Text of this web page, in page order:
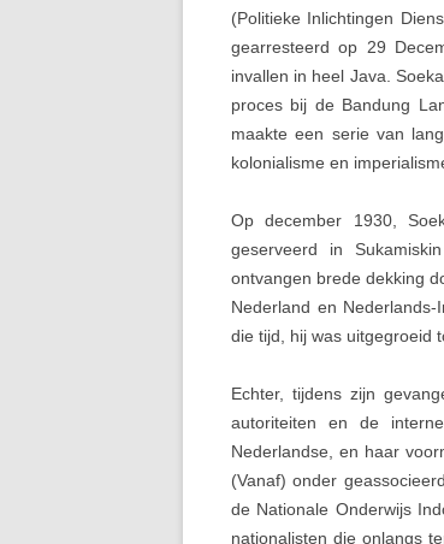
(Politieke Inlichtingen
gearresteerd op 29
invallen in heel Java.
proces bij de Bandung
maakte een serie van
kolonialisme en
Op december 1930,
geserveerd in
ontvangen brede dekking
Nederland en
die tijd, hij was uitgegroeid
Echter, tijdens zijn
autoriteiten en de
Nederlandse, en haar
(Vanaf) onder
de Nationale Onderwijs
nationalisten die onlangs